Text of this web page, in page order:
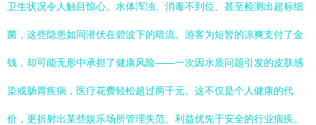
卫生状况令人触目惊心。水体浑浊、消毒不到位、甚至检测出超标细
菌，这些隐患如同潜伏在碧波下的暗流。游客为短暂的凉爽支付了金
钱，却可能无形中承担了健康风险——一次因水质问题引发的皮肤感
染或肠胃疾病，医疗花费轻松超过两千元。这不仅是个人健康的代
价，更折射出某些娱乐场所管理失范、利益优先于安全的行业痼疾。